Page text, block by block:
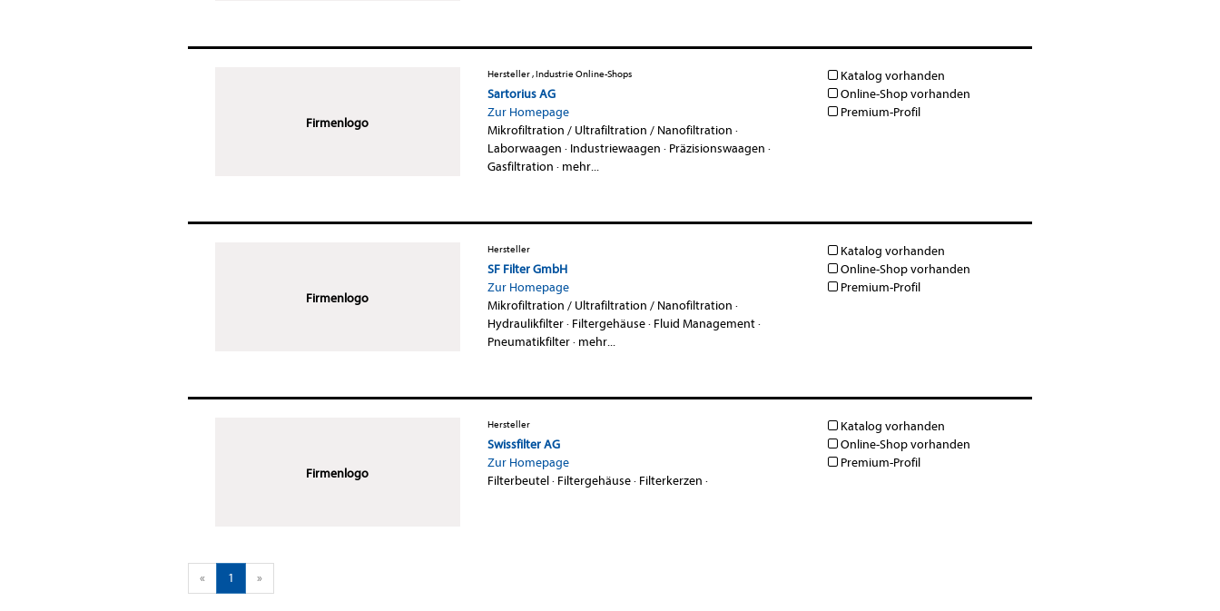
Firmenlogo
Hersteller , Industrie Online-Shops
Sartorius AG
Zur Homepage
Mikrofiltration / Ultrafiltration / Nanofiltration ·
Laborwaagen · Industriewaagen · Präzisionswaagen ·
Gasfiltration · mehr...
Katalog vorhanden
Online-Shop vorhanden
Premium-Profil
Firmenlogo
Hersteller
SF Filter GmbH
Zur Homepage
Mikrofiltration / Ultrafiltration / Nanofiltration ·
Hydraulikfilter· Filtergehäuse· Fluid Management·
Pneumatikfilter· mehr...
Katalog vorhanden
Online-Shop vorhanden
Premium-Profil
Firmenlogo
Hersteller
Swissfilter AG
Zur Homepage
Filterbeutel· Filtergehäuse· Filterkerzen ·
Katalog vorhanden
Online-Shop vorhanden
Premium-Profil
« 1 »